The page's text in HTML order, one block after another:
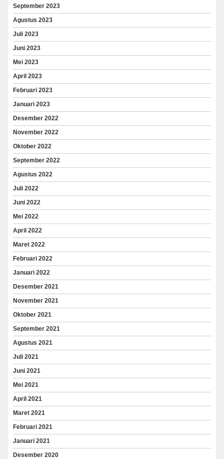
September 2023
Agustus 2023
Juli 2023
Juni 2023
Mei 2023
April 2023
Februari 2023
Januari 2023
Desember 2022
November 2022
Oktober 2022
September 2022
Agustus 2022
Juli 2022
Juni 2022
Mei 2022
April 2022
Maret 2022
Februari 2022
Januari 2022
Desember 2021
November 2021
Oktober 2021
September 2021
Agustus 2021
Juli 2021
Juni 2021
Mei 2021
April 2021
Maret 2021
Februari 2021
Januari 2021
Desember 2020